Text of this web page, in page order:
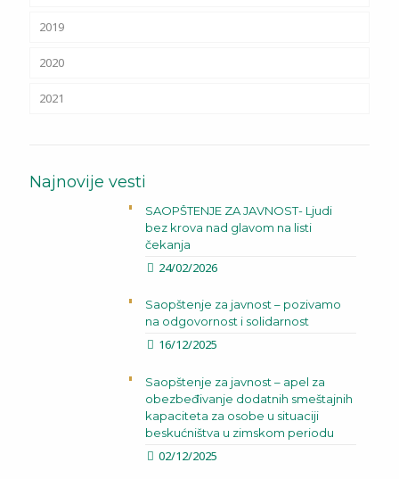
2019
2020
2021
Najnovije vesti
SAOPŠTENJE ZA JAVNOST- Ljudi
bez krova nad glavom na listi
čekanja
24/02/2026
Saopštenje za javnost – pozivamo
na odgovornost i solidarnost
16/12/2025
Saopštenje za javnost – apel za
obezbeđivanje dodatnih smeštajnih
kapaciteta za osobe u situaciji
beskućništva u zimskom periodu
02/12/2025